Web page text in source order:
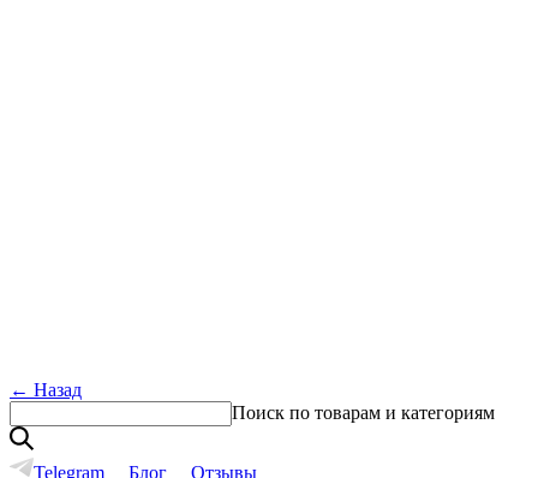
← Назад
Поиск по товарам и категориям
Telegram Блог
Отзывы